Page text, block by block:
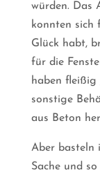
würden. Das
konnten sich
Glück habt,
für die
haben fleißig
sonstige
aus Beton
Aber basteln
Sache und